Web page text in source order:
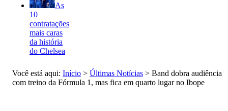
As
10
contratações
mais caras
da história
do Chelsea
Você está aqui: Início > Últimas Notícias > Band dobra audiência
com treino da Fórmula 1, mas fica em quarto lugar no Ibope